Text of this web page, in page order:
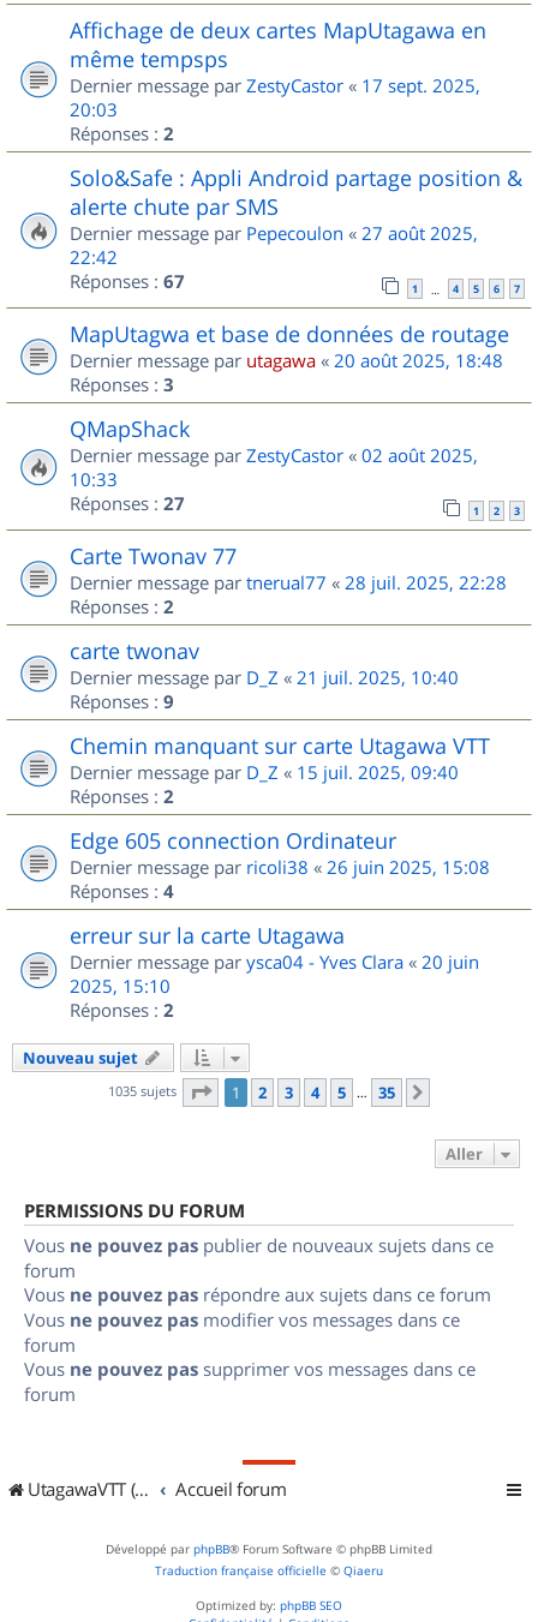
Affichage de deux cartes MapUtagawa en
même tempsps
Dernier message par ZestyCastor « 17 sept. 2025,
20:03
Réponses : 2
Solo&Safe : Appli Android partage position &
alerte chute par SMS
Dernier message par Pepecoulon « 27 août 2025,
22:42
Réponses : 67 1 … 4 5 6 7
MapUtagwa et base de données de routage
Dernier message par utagawa « 20 août 2025, 18:48
Réponses : 3
QMapShack
Dernier message par ZestyCastor « 02 août 2025,
10:33
Réponses : 27 1 2 3
Carte Twonav 77
Dernier message par tnerual77 « 28 juil. 2025, 22:28
Réponses : 2
carte twonav
Dernier message par D_Z « 21 juil. 2025, 10:40
Réponses : 9
Chemin manquant sur carte Utagawa VTT
Dernier message par D_Z « 15 juil. 2025, 09:40
Réponses : 2
Edge 605 connection Ordinateur
Dernier message par ricoli38 « 26 juin 2025, 15:08
Réponses : 4
erreur sur la carte Utagawa
Dernier message par ysca04 - Yves Clara « 20 juin
2025, 15:10
Réponses : 2
Nouveau sujet
1035 sujets Page 1sur
1 2 3 4 5 … 35
Aller
PERMISSIONS DU FORUM
Vous ne pouvez pas publier de nouveaux sujets dans ce
forum
Vous ne pouvez pas répondre aux sujets dans ce forum
Vous ne pouvez pas modifier vos messages dans ce
forum
Vous ne pouvez pas supprimer vos messages dans ce
forum
UtagawaVTT (Randos VTT et VTTAE avec traces GPS) Accueil forum
Développé par phpBB® Forum Software © phpBB Limited
Traduction française officielle © Qiaeru
Optimized by: phpBB SEO